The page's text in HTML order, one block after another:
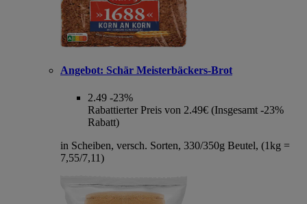
Angebot: Schär Meisterbäckers-Brot
2.49 -23%
Rabattierter Preis von 2.49€ (Insgesamt -23%
Rabatt)
in Scheiben, versch. Sorten, 330/350g Beutel, (1kg =
7,55/7,11)